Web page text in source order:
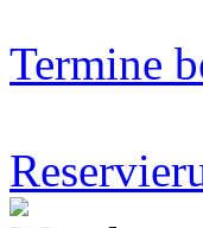
Termine